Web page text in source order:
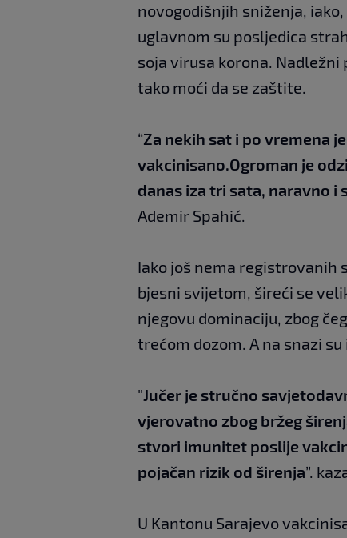
novogodišnjih sniženja,
uglavnom su posljedica
soja virusa korona.
tako moći da se zaštite.
“Za nekih sat i po vremena
vakcinisano.Ogroman je
danas iza tri sata, naravno i
Ademir Spahić.
Iako još nema registrovanih
bjesni svijetom, šireći se
njegovu dominaciju, zbog
trećom dozom. A na snazi
"Jučer je stručno
vjerovatno zbog bržeg
stvori imunitet poslije
pojačan rizik od širenja”.
U Kantonu Sarajevo